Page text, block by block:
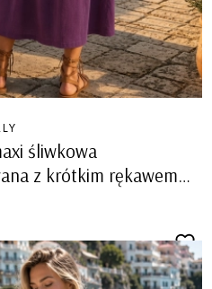
śliwkowa
z krótkim rękawem
w pasie Baschi